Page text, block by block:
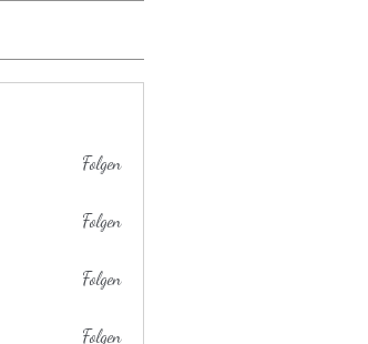
Folgen
Folgen
Folgen
Folgen